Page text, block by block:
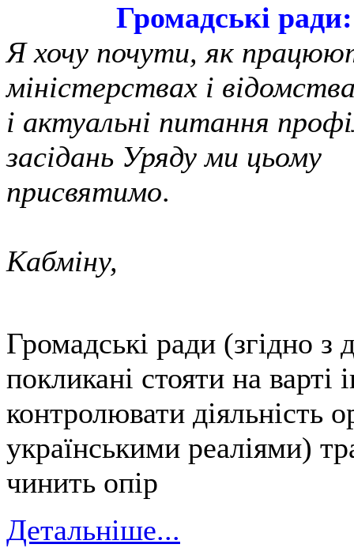
Громадські
Я хочу почути, як
міністерствах і
і актуальні питання
засідань Уряду ми цьому
присвятимо
Кабміну,
Громадські ради (згідно
покликані стояти на варті
контролювати діяльність
українськими реаліями)
чинить опір
Детальніше...